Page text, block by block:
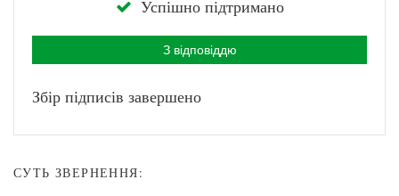
Успішно підтримано
З відповіддю
Збір підписів завершено
СУТЬ ЗВЕРНЕННЯ: